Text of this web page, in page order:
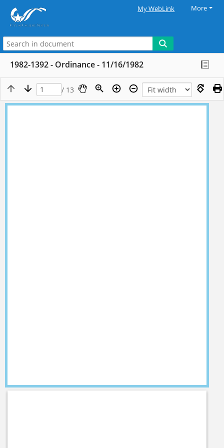
My WebLink More
1982-1392 - Ordinance - 11/16/1982
/ 13